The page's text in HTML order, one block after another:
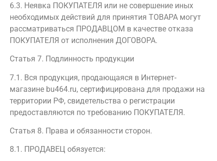
6.3. Неявка ПОКУПАТЕЛЯ или не совершение иных
необходимых действий для принятия ТОВАРА могут
рассматриваться ПРОДАВЦОМ в качестве отказа
ПОКУПАТЕЛЯ от исполнения ДОГОВОРА.
Статья 7. Подлинность продукции
7.1. Вся продукция, продающаяся в Интернет-
магазине bu464.ru, сертифицирована для продажи на
территории РФ, свидетельства о регистрации
предоставляются по требованию ПОКУПАТЕЛЯ.
Статья 8. Права и обязанности сторон.
8.1. ПРОДАВЕЦ обязуется: